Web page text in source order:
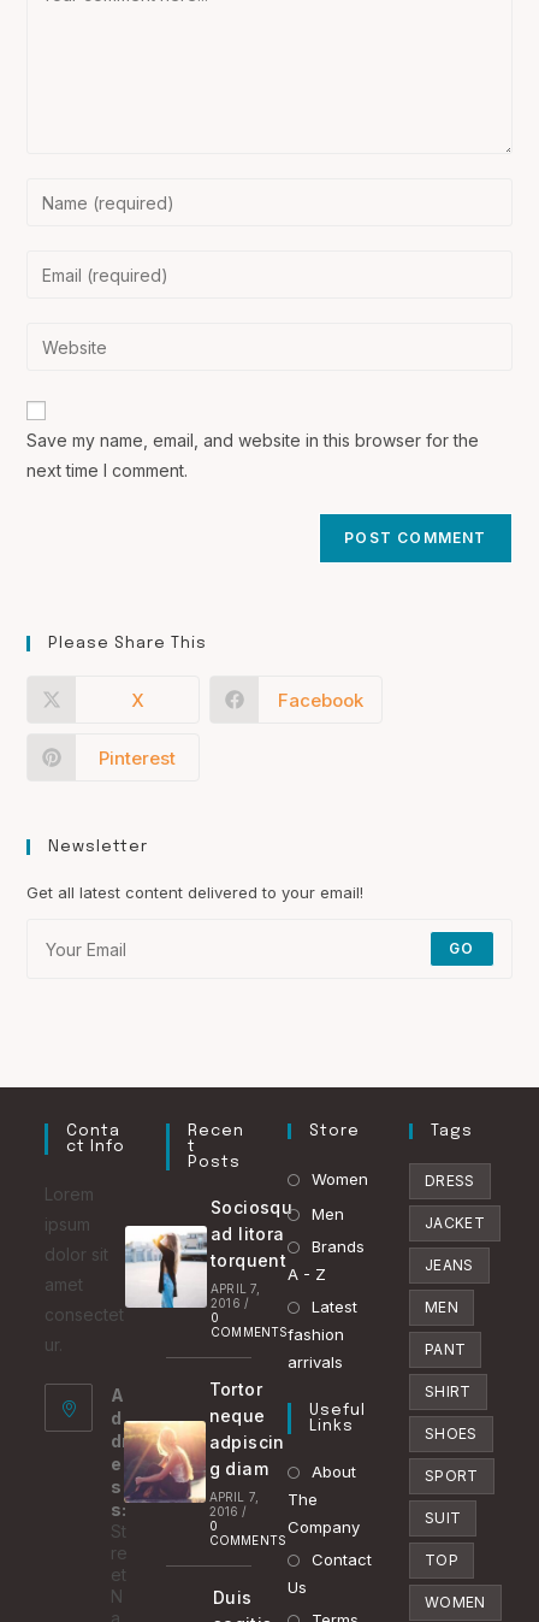
Enter
or
Enter
address
comment
Enter
website
Save my name, email, and website in this browser for the
next time I comment.
Please Share This
X Facebook
Pinterest
Newsletter
Get all latest content delivered to your email!
GO
Conta
Ct Info
Lorem
ipsum
dolor sit
amet
consectet
ur.
A
d
dr
e
s
s:
St
re
et
N
Recen
T
Posts
Sociosqu
ad litora
torquent
APRIL 7,
2016 /
0
COMMENTS
Tortor
neque
adpiscin
g diam
APRIL 7,
2016 /
0
COMMENTS
Duis
Store
Women
Men
in
new
Brands
A - Z
Opens
Latest
fashion
arrivals
Useful
Links
About
The
Company
Contact
Us
Tags
DRESS
JACKET
JEANS
MEN
PANT
SHIRT
SHOES
SPORT
SUIT
TOP
WOMEN